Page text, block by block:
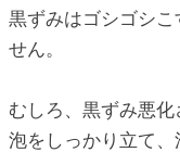
黒ずみはゴシゴシ
せん。
むしろ、黒ずみ悪
泡をしっかり立て